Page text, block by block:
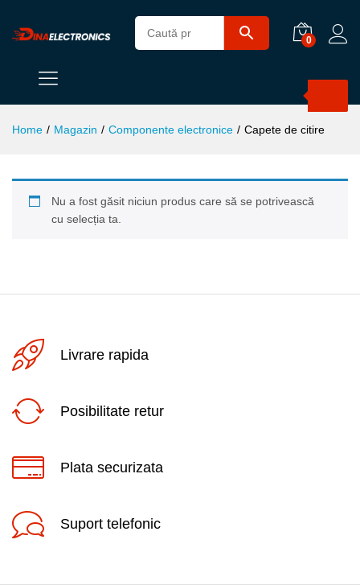
0
Home / Magazin / Componente electronice / Capete de citire
Nu a fost găsit niciun produs care să se potrivească
cu selecția ta.
Livrare rapida
Posibilitate retur
Plata securizata
Suport telefonic